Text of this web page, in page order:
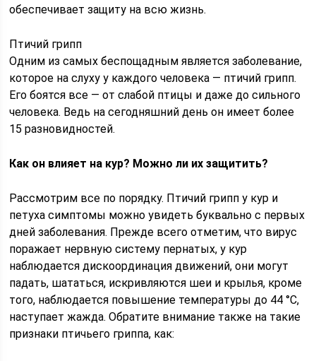
обеспечивает защиту на всю жизнь.
Птичий грипп
Одним из самых беспощадным является заболевание,
которое на слуху у каждого человека — птичий грипп.
Его боятся все — от слабой птицы и даже до сильного
человека. Ведь на сегодняшний день он имеет более
15 разновидностей.
Как он влияет на кур? Можно ли их защитить?
Рассмотрим все по порядку. Птичий грипп у кур и
петуха симптомы можно увидеть буквально с первых
дней заболевания. Прежде всего отметим, что вирус
поражает нервную систему пернатых, у кур
наблюдается дискоординация движений, они могут
падать, шататься, искривляются шеи и крылья, кроме
того, наблюдается повышение температуры до 44 °C,
наступает жажда. Обратите внимание также на такие
признаки птичьего гриппа, как: